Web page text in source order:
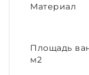
Материал
Площадь
м2